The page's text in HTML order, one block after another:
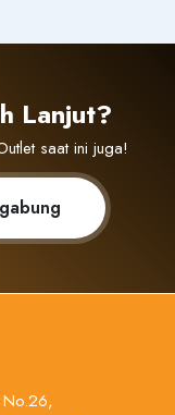
Lanjut?
saat ini juga!
No.26,